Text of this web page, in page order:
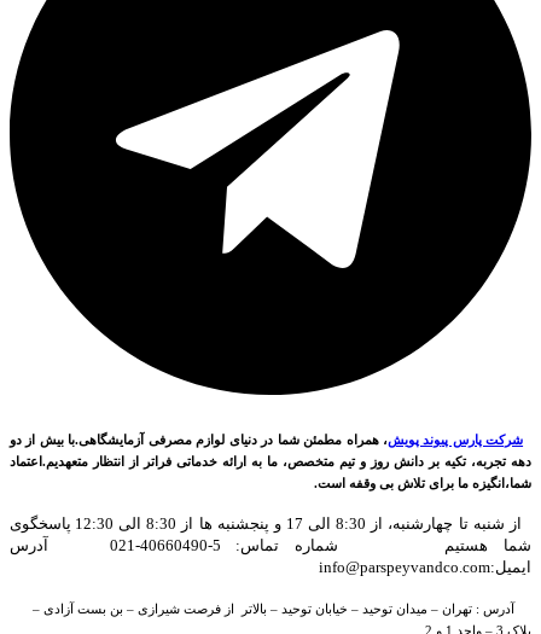
شرکت پارس پیوند پویش، همراه مطمئن شما در دنیای لوازم مصرفی آزمایشگاهی.با بیش از دو
دهه تجربه، تکیه بر دانش روز و تیم متخصص، ما به ارائه خدماتی فراتر از انتظار متعهدیم.اعتماد
شما،انگیزه ما برای تلاش بی وقفه است.
از شنبه تا چهارشنبه، از 8:30 الی 17 و پنجشنبه ها از 8:30 الی 12:30 پاسخگوی
شما هستیم شماره تماس: 5-40660490-021 آدرس
ایمیل:info@parspeyvandco.com
آدرس : تهران – میدان توحید – خیابان توحید – بالاتر از فرصت شیرازی – بن بست آزادی –
پلاک 3 – واحد 1 و 2